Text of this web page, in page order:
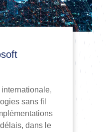
sans fil
dans le